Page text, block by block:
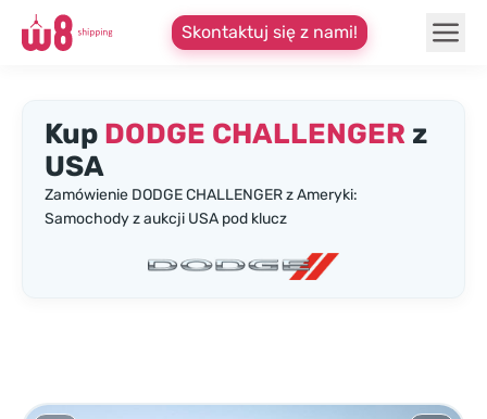
Skontaktuj się z nami!
Kup DODGE CHALLENGER z
USA
Zamówienie DODGE CHALLENGER z Ameryki:
Samochody z aukcji USA pod klucz